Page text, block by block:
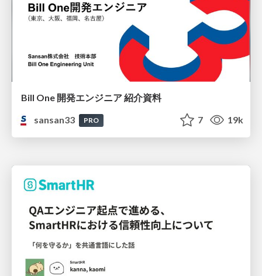
Bill One 開発エンジニア 紹介資料
sansan33
PRO 7 19k